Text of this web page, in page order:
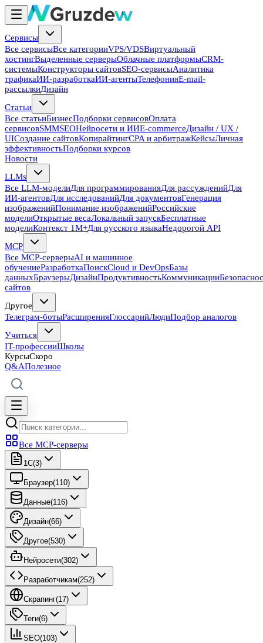
Сервисы
Все сервисыВсе категорииVPS/VDSВиртуальный
хостингВыделенные серверыОблачные платформыCRM-
системыКонструкторы сайтовSEO-сервисыАналитика
трафикаИИ-разработкаИИ-агентыТелефонияE-mail-
рассылкиДизайн
Статьи
Все статьиБизнесПодборки сервисовОплата
сервисовSMMSEOНейросети и ИИE-commerceДизайн / UX /
UIСоздание сайтовКопирайтингCPA и арбитражКейсыЛичная
эффективностьПодборки курсов
Новости
LLMs
Все LLM-моделиДля программированияДля рассужденийДля
ИИ-агентовДля исследованийДля документовГенерация
изображенийПонимание изображенийРоссийские
моделиОткрытые весаЛокальный запускБесплатные
моделиКонтекст 1M+Для русского языкаНедорогой API
MCP
Все MCP-серверыAI и машинное
обучениеРазработкаПоискCloud и DevOpsБазы
данныхБраузерыДизайнПродуктивностьКоммуникации
сайтов
Другое
Телеграм-ботыРасширенияГлоссарийЛюдиПодбор аналогов
Учиться
IT-профессииШколы
КурсыСкоро
Q&AПолезное
Все MCP-серверы
1C(3)
Браузер(110)
Данные(116)
Дизайн(66)
Другое(530)
Нейросети(302)
Разработчикам(252)
Скрапинг(17)
Теги(6)
SEO(103)